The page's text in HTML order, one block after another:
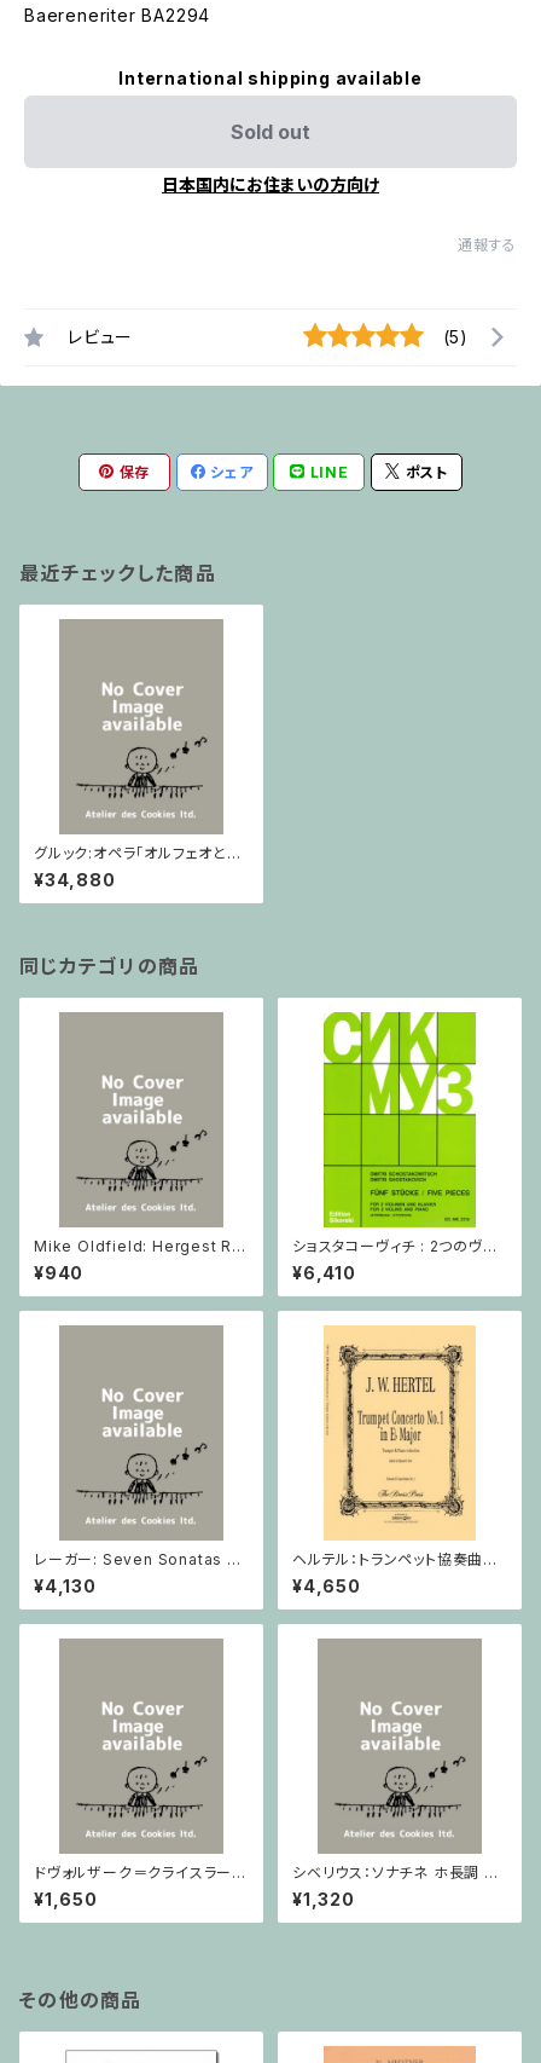
Baereneriter BA2294
International shipping available
Sold out
日本国内にお住まいの方向け
通報する
レビュー (5)
保存 シェア LINE ポスト
最近チェックした商品
グルック:オペラ「オルフェオとエ
ウリディーチェ」全曲 1762ウィ
ーン版 Bärenreiter / フルスコ
ア
¥34,880
同じカテゴリの商品
Mike Oldfield: Hergest Rid
ge / ピアノ
¥940
ショスタコーヴィチ : 2つのヴァ
イオリンとピアノのための 5つの
小品 / ヴァイオリン2とピアノ
¥6,410
レーガー: Seven Sonatas o
p. 91 Heft 2 / ヴァイオリン
¥4,130
ヘルテル：トランペット協奏曲第1
番 変ホ長調/トランペット・ピア
ノ
¥4,650
ドヴォルザーク＝クライスラー：
スラヴ幻想曲 ロ短調 from Op.
55-4, Op.75 / ヴァイオリンと
ピアノ
¥1,650
シベリウス：ソナチネ ホ長調 O
p.80 / ヴァイオリンとピアノ
¥1,320
その他の商品